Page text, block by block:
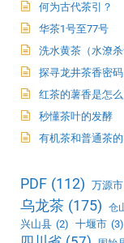
何为古代茶引？
华茶1号至77号
洗水黄茶（水潦杀
探寻龙井茶香密
红茶的薯香是怎
秒懂茶叶的发酵
有机茶和普通茶
PDF (112) 万源市
乌龙茶 (175) 仓
兴山县 (2) 十堰市 (3)